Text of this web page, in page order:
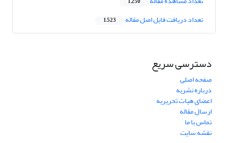
تعداد دریافت فایل اصل مقاله 1,523
دسترسی سریع
صفحه اصلی
درباره نشریه
اعضای هیات تحریریه
ارسال مقاله
تماس با ما
نقشه سایت